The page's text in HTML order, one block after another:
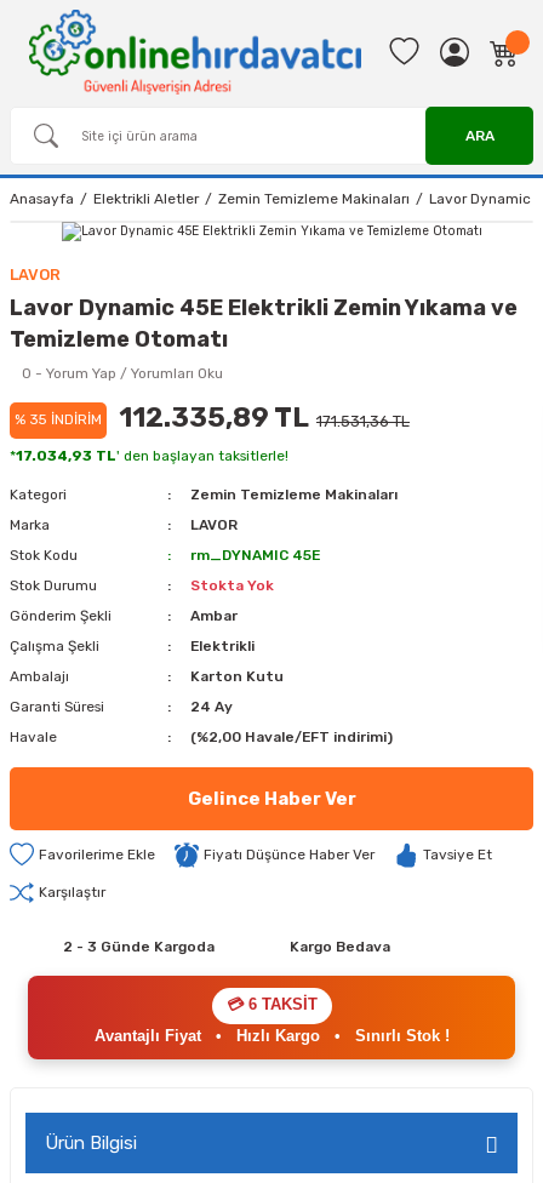
ARA
Anasayfa Elektrikli Aletler Zemin Temizleme Makinaları Lavor Dynamic
LAVOR
Lavor Dynamic 45E Elektrikli Zemin Yıkama ve
Temizleme Otomatı
0 - Yorum Yap / Yorumları Oku
% 35 İNDİRİM 112.335,89 TL 171.531,36 TL
*17.034,93 TL' den başlayan taksitlerle!
Kategori
Zemin Temizleme Makinaları
Marka
LAVOR
Stok Kodu
rm_DYNAMIC 45E
Stok Durumu
Stokta Yok
Gönderim Şekli
Ambar
Çalışma Şekli
Elektrikli
Ambalajı
Karton Kutu
Garanti Süresi
24 Ay
Havale
(%2,00 Havale/EFT indirimi)
Gelince Haber Ver
Fiyatı Düşünce Haber Ver Tavsiye Et
Karşılaştır
2 - 3 Günde Kargoda Kargo Bedava
💳 6 TAKSİT
Avantajlı Fiyat• Hızlı Kargo• Sınırlı Stok !
Ürün Bilgisi